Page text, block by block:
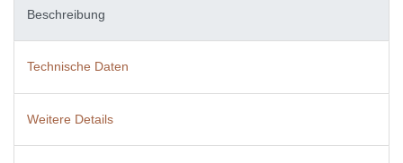
Beschreibung
Technische Daten
Weitere Details